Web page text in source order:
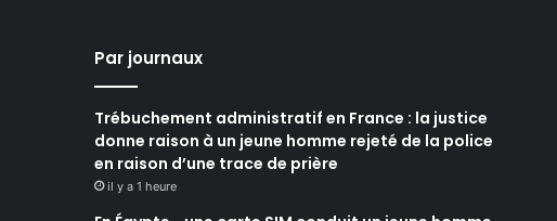
Par journaux
Trébuchement administratif en France : la justice
donne raison à un jeune homme rejeté de la police
en raison d’une trace de prière
il y a 1 heure